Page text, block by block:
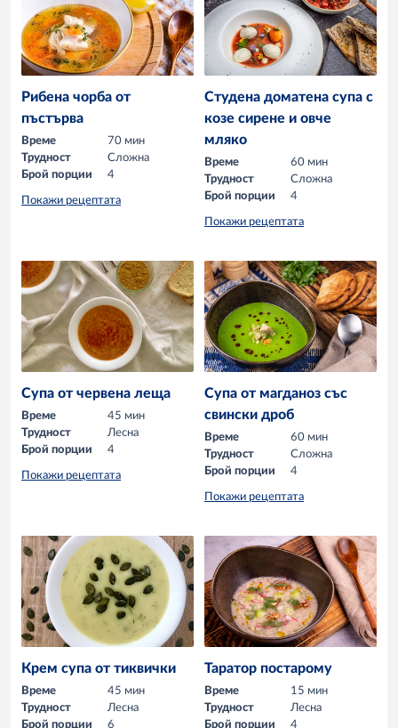
Рибена чорба от
пъстърва
Време
70 мин
Трудност
Сложна
Брой порции
4
Покажи рецептата
Студена доматена супа с
козе сирене и овче
мляко
Време
60 мин
Трудност
Сложна
Брой порции
4
Покажи рецептата
Супа от червена леща
Време
45 мин
Трудност
Лесна
Брой порции
4
Покажи рецептата
Супа от магданоз със
свински дроб
Време
60 мин
Трудност
Сложна
Брой порции
4
Покажи рецептата
Крем супа от тиквички
Време
45 мин
Трудност
Лесна
Брой порции
6
Таратор постарому
Време
15 мин
Трудност
Лесна
Брой порции
4